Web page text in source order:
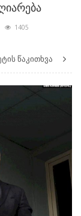
1405
წაკითხვა